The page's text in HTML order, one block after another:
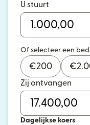
U stuurt
Of selecteer een
€200 €
Zij ontvangen
Dagelijkse koers